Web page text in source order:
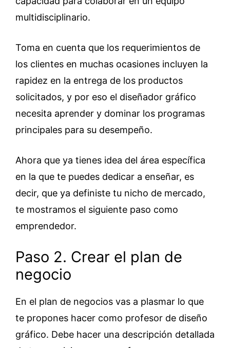
multidisciplinario.
Toma en cuenta que los requerimientos de
los clientes en muchas ocasiones incluyen la
rapidez en la entrega de los productos
solicitados, y por eso el diseñador gráfico
necesita aprender y dominar los programas
principales para su desempeño.
Ahora que ya tienes idea del área específica
en la que te puedes dedicar a enseñar, es
decir, que ya definiste tu nicho de mercado,
te mostramos el siguiente paso como
emprendedor.
Paso 2. Crear el plan de
negocio
En el plan de negocios vas a plasmar lo que
te propones hacer como profesor de diseño
gráfico. Debe hacer una descripción detallada